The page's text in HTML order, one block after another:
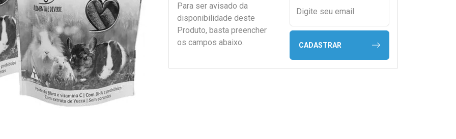
Para ser avisado da
disponibilidade deste
Produto, basta preencher
os campos abaixo.
Digite seu email
CADASTRAR